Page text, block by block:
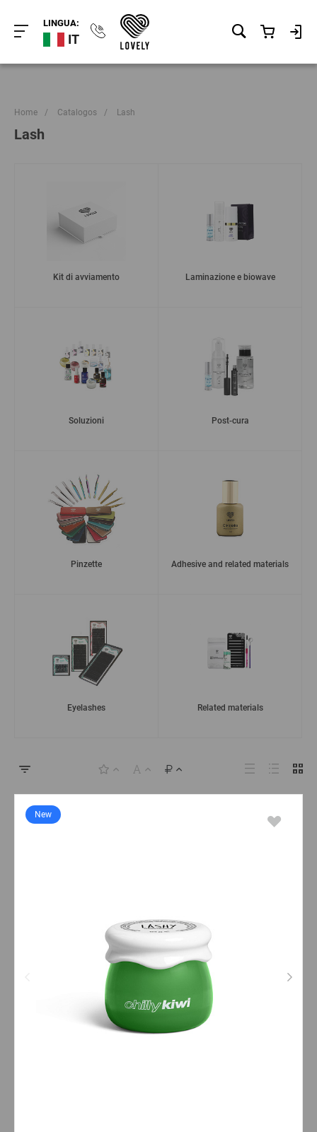
LINGUA:
IT
Home / Catalogos / Lash
Lash
Kit di avviamento Laminazione e biowave
Soluzioni Post-cura
Pinzette Adhesive and related materials
Eyelashes Related materials
New